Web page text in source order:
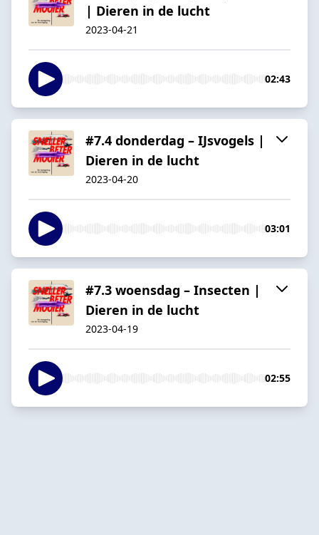
| Dieren in de lucht
2023-04-21
02:43
#7.4 donderdag – IJsvogels |
Dieren in de lucht
2023-04-20
03:01
#7.3 woensdag – Insecten |
Dieren in de lucht
2023-04-19
02:55